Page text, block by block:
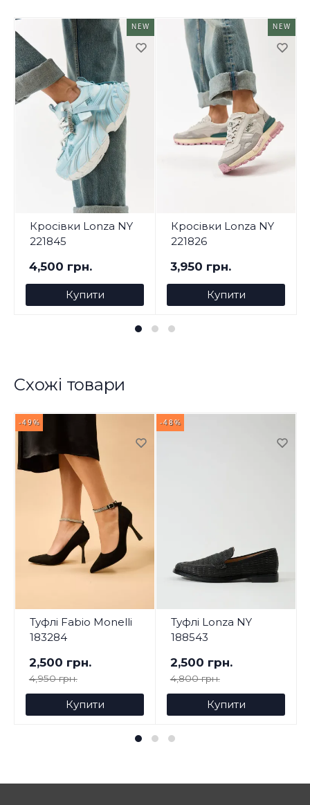
NEW
Кросівки Lonza NY
221845
4,500 грн.
Купити
NEW
Кросівки Lonza NY
221826
3,950 грн.
Купити
Схожі товари
-49%
Туфлі Fabio Monelli
183284
2,500 грн.
4,950 грн.
Купити
-48%
Туфлі Lonza NY
188543
2,500 грн.
4,800 грн.
Купити